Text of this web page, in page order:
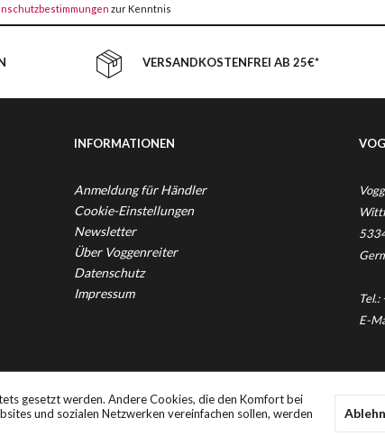
zur Kenntnis
VERSANDKOSTENFREI AB 25€*
INFORMATIONEN
Anmeldung für Händler
Cookie-Einstellungen
Newsletter
Über Voggenreiter
Datenschutz
Impressum
E-
und ggf. Nachnahmegebühren, wenn nicht anders
gesetzt werden. Andere Cookies, die den Komfort bei
und sozialen Netzwerken vereinfachen sollen, werden